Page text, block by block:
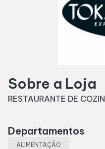
Entretenimento
Eventos
Sobre a Loja
RESTAURANTE DE
Departamentos
ALIMENTAÇÃO